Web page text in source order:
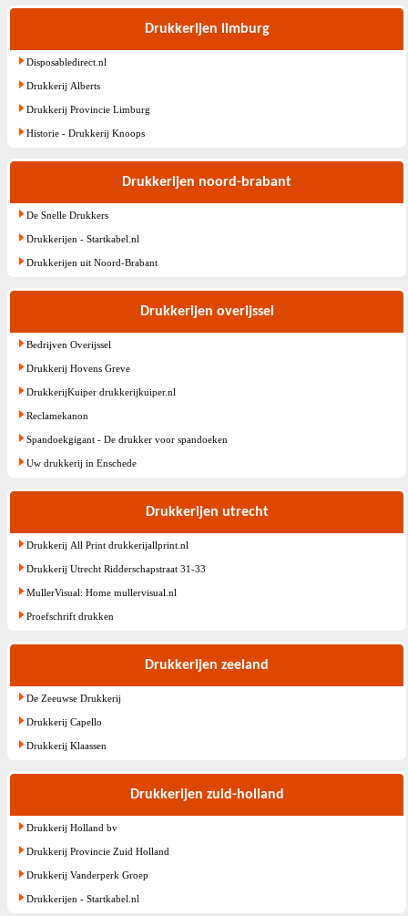
Drukkerijen limburg
Disposabledirect.nl
Drukkerij Alberts
Drukkerij Provincie Limburg
Historie - Drukkerij Knoops
Drukkerijen noord-brabant
De Snelle Drukkers
Drukkerijen - Startkabel.nl
Drukkerijen uit Noord-Brabant
Drukkerijen overijssel
Bedrijven Overijssel
Drukkerij Hovens Greve
DrukkerijKuiper drukkerijkuiper.nl
Reclamekanon
Spandoekgigant - De drukker voor spandoeken
Uw drukkerij in Enschede
Drukkerijen utrecht
Drukkerij All Print drukkerijallprint.nl
Drukkerij Utrecht Ridderschapstraat 31-33
MullerVisual: Home mullervisual.nl
Proefschrift drukken
Drukkerijen zeeland
De Zeeuwse Drukkerij
Drukkerij Capello
Drukkerij Klaassen
Drukkerijen zuid-holland
Drukkerij Holland bv
Drukkerij Provincie Zuid Holland
Drukkerij Vanderperk Groep
Drukkerijen - Startkabel.nl